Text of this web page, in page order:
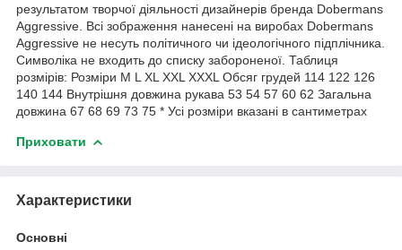
результатом творчої діяльності дизайнерів бренда Dobermans
Aggressive. Всі зображення нанесені на виробах Dobermans
Aggressive не несуть політичного чи ідеологічного підплічника.
Символіка не входить до списку забороненої. Таблиця
розмірів: Розміри M L XL XXL XXXL Обсяг грудей 114 122 126
140 144 Внутрішня довжина рукава 53 54 57 60 62 Загальна
довжина 67 68 69 73 75 * Усі розміри вказані в сантиметрах
Приховати
Характеристики
Основні